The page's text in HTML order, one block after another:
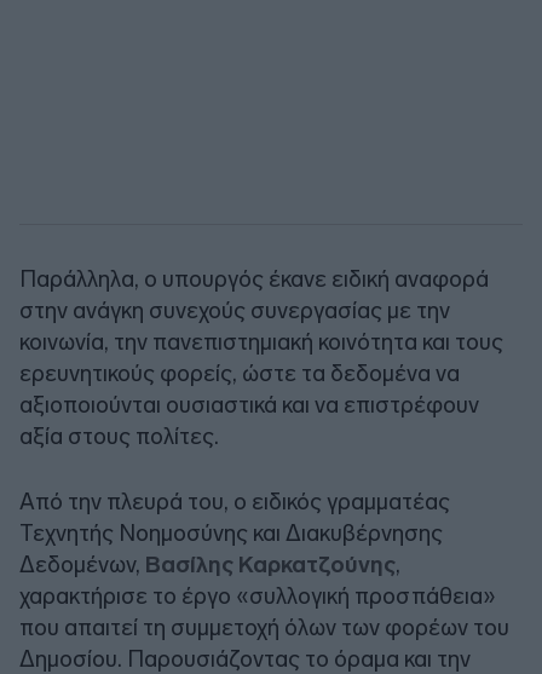
Παράλληλα, ο υπουργός έκανε ειδική αναφορά
στην ανάγκη συνεχούς συνεργασίας με την
κοινωνία, την πανεπιστημιακή κοινότητα και τους
ερευνητικούς φορείς, ώστε τα δεδομένα να
αξιοποιούνται ουσιαστικά και να επιστρέφουν
αξία στους πολίτες.
Από την πλευρά του, ο ειδικός γραμματέας
Τεχνητής Νοημοσύνης και Διακυβέρνησης
Δεδομένων, Βασίλης Καρκατζούνης,
χαρακτήρισε το έργο «συλλογική προσπάθεια»
που απαιτεί τη συμμετοχή όλων των φορέων του
Δημοσίου. Παρουσιάζοντας το όραμα και την